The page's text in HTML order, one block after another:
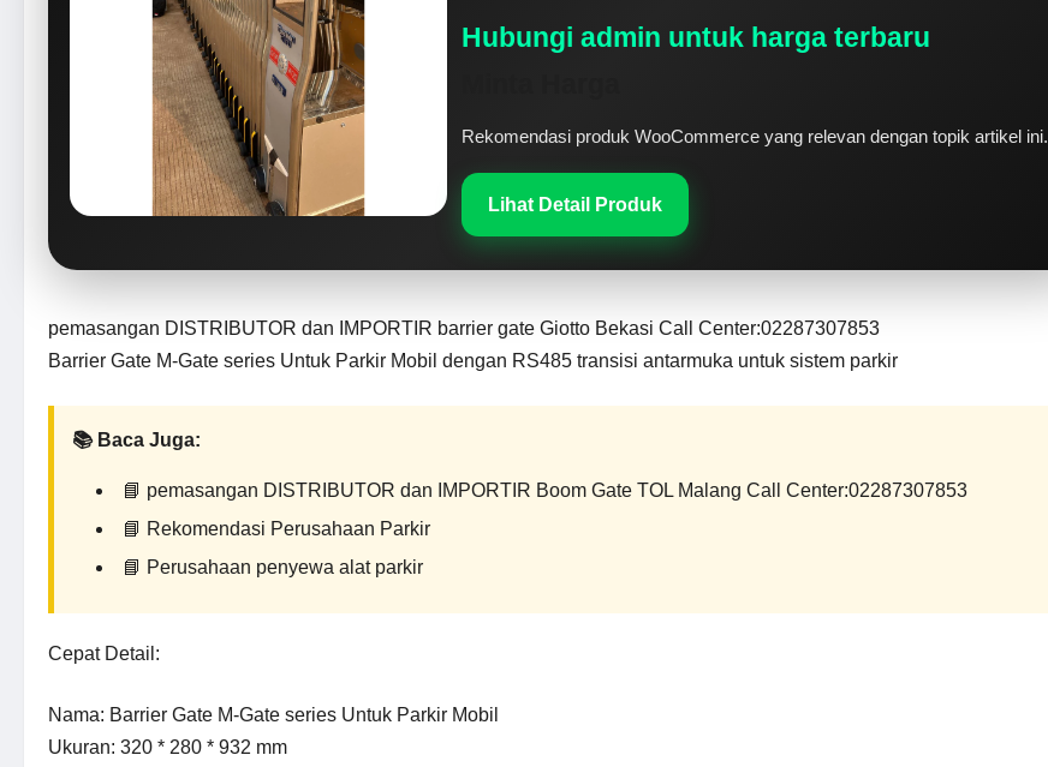
Hubungi admin untuk harga terbaru
Rekomendasi produk WooCommerce yang relevan dengan topik artikel ini.
Lihat Detail Produk
pemasangan DISTRIBUTOR dan IMPORTIR barrier gate Giotto Bekasi Call Center:02287307853
Barrier Gate M-Gate series Untuk Parkir Mobil dengan RS485 transisi antarmuka untuk sistem parkir
📚 Baca Juga:
📘 pemasangan DISTRIBUTOR dan IMPORTIR Boom Gate TOL Malang Call Center:02287307853
📘 Rekomendasi Perusahaan Parkir
📘 Perusahaan penyewa alat parkir
Cepat Detail:
Nama: Barrier Gate M-Gate series Untuk Parkir Mobil
Ukuran: 320 * 280 * 932 mm